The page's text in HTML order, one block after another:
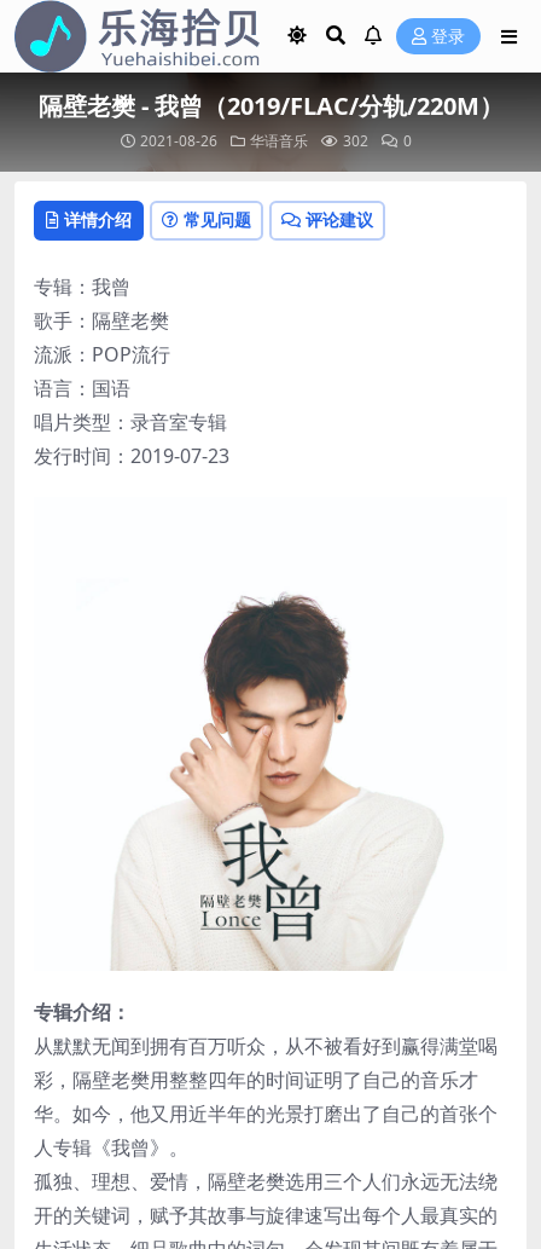
登录
隔壁老樊 - 我曾（2019/FLAC/分轨/220M）
2021-08-26 华语音乐 302 0
详情介绍 常见问题 评论建议
专辑：我曾
歌手：隔壁老樊
流派：POP流行
语言：国语
唱片类型：录音室专辑
发行时间：2019-07-23
专辑介绍：
从默默无闻到拥有百万听众，从不被看好到赢得满堂喝
彩，隔壁老樊用整整四年的时间证明了自己的音乐才
华。如今，他又用近半年的光景打磨出了自己的首张个
人专辑《我曾》。
孤独、理想、爱情，隔壁老樊选用三个人们永远无法绕
开的关键词，赋予其故事与旋律速写出每个人最真实的